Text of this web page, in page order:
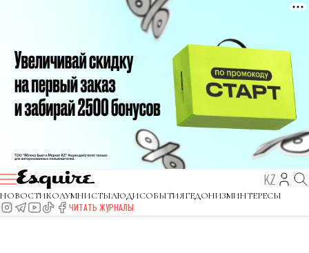
KZ
НОВОСТИКОЛУМНИСТЫЛЮДИСОБЫТИЯГЕДОНИЗМИНТЕРЕСЫ
ЧИТАТЬ ЖУРНАЛЫ